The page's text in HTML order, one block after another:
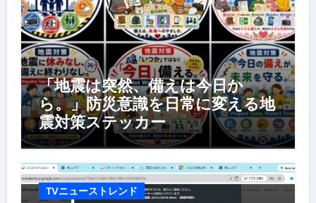
「地震は突然、備えは今日か
ら。」防災意識を日常に変える地
震対策ステッカー
TVニューストレンド